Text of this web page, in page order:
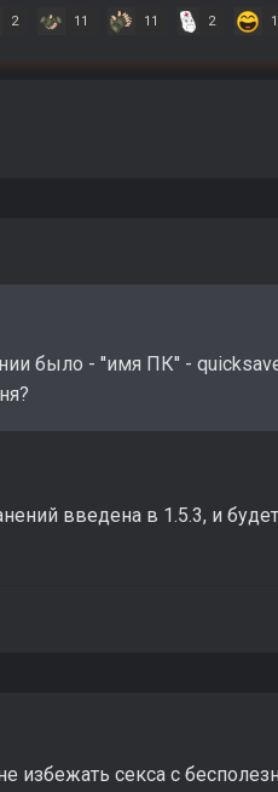
2 11 11 2 1
было - ''имя ПК'' -
введена в 1.5.3, и
секса с